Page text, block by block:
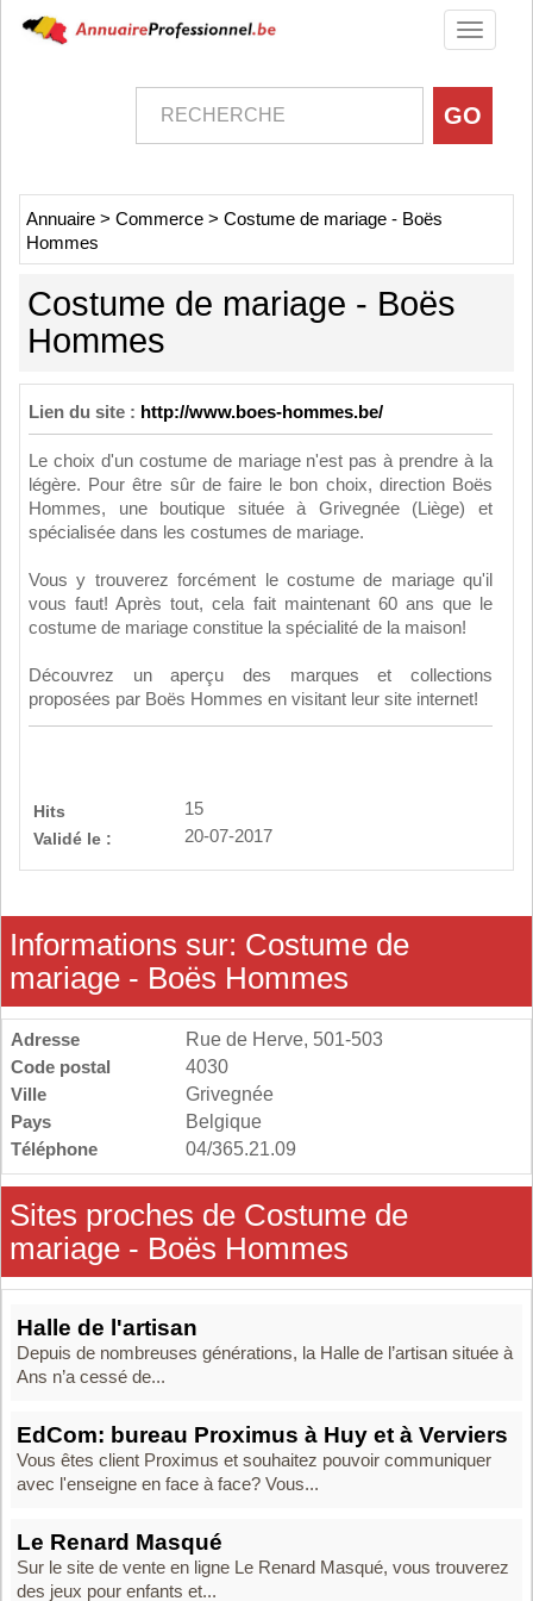
Toggle
Annuaire > Commerce > Costume de mariage - Boës
Hommes
Costume de mariage - Boës
Hommes
Lien du site : http://www.boes-hommes.be/
Le choix d'un costume de mariage n'est pas à prendre à la
légère. Pour être sûr de faire le bon choix, direction Boës
Hommes, une boutique située à Grivegnée (Liège) et
spécialisée dans les costumes de mariage.
Vous y trouverez forcément le costume de mariage qu'il
vous faut! Après tout, cela fait maintenant 60 ans que le
costume de mariage constitue la spécialité de la maison!
Découvrez un aperçu des marques et collections
proposées par Boës Hommes en visitant leur site internet!
Hits
15
Validé le :
20-07-2017
Informations sur: Costume de
mariage - Boës Hommes
Adresse
Rue de Herve, 501-503
Code postal
4030
Ville
Grivegnée
Pays
Belgique
Téléphone
04/365.21.09
Sites proches de Costume de
mariage - Boës Hommes
Halle de l'artisan
Depuis de nombreuses générations, la Halle de l’artisan située à
Ans n’a cessé de...
EdCom: bureau Proximus à Huy et à Verviers
Vous êtes client Proximus et souhaitez pouvoir communiquer
avec l'enseigne en face à face? Vous...
Le Renard Masqué
Sur le site de vente en ligne Le Renard Masqué, vous trouverez
des jeux pour enfants et...